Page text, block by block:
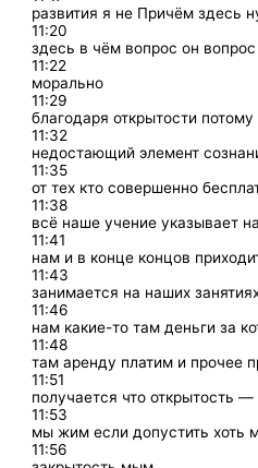
развития я не Причём здесь
11:20
здесь в чём вопрос он
11:22
морально
11:29
благодаря открытости потому
11:32
недостающий элемент
11:35
от тех кто совершенно
11:38
всё наше учение указывает
11:41
нам и в конце концов
11:43
занимается на наших
11:46
нам какие-то там деньги за
11:48
там аренду платим и прочее
11:51
получается что открытость —
11:53
мы жим если допустить хоть
11:56